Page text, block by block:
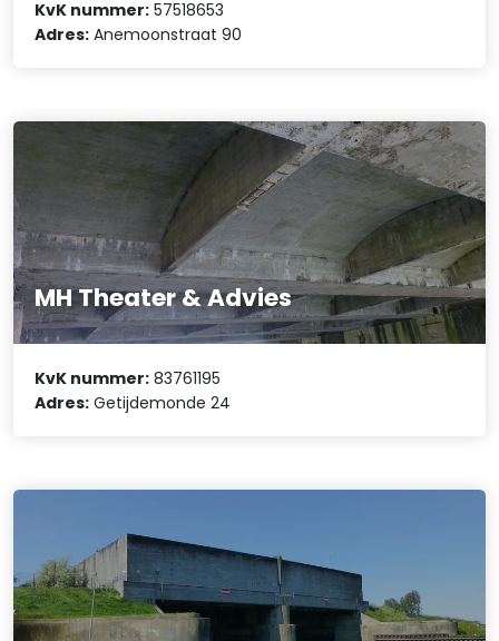
KvK nummer: 57518653
Adres: Anemoonstraat 90
MH Theater & Advies
KvK nummer: 83761195
Adres: Getijdemonde 24